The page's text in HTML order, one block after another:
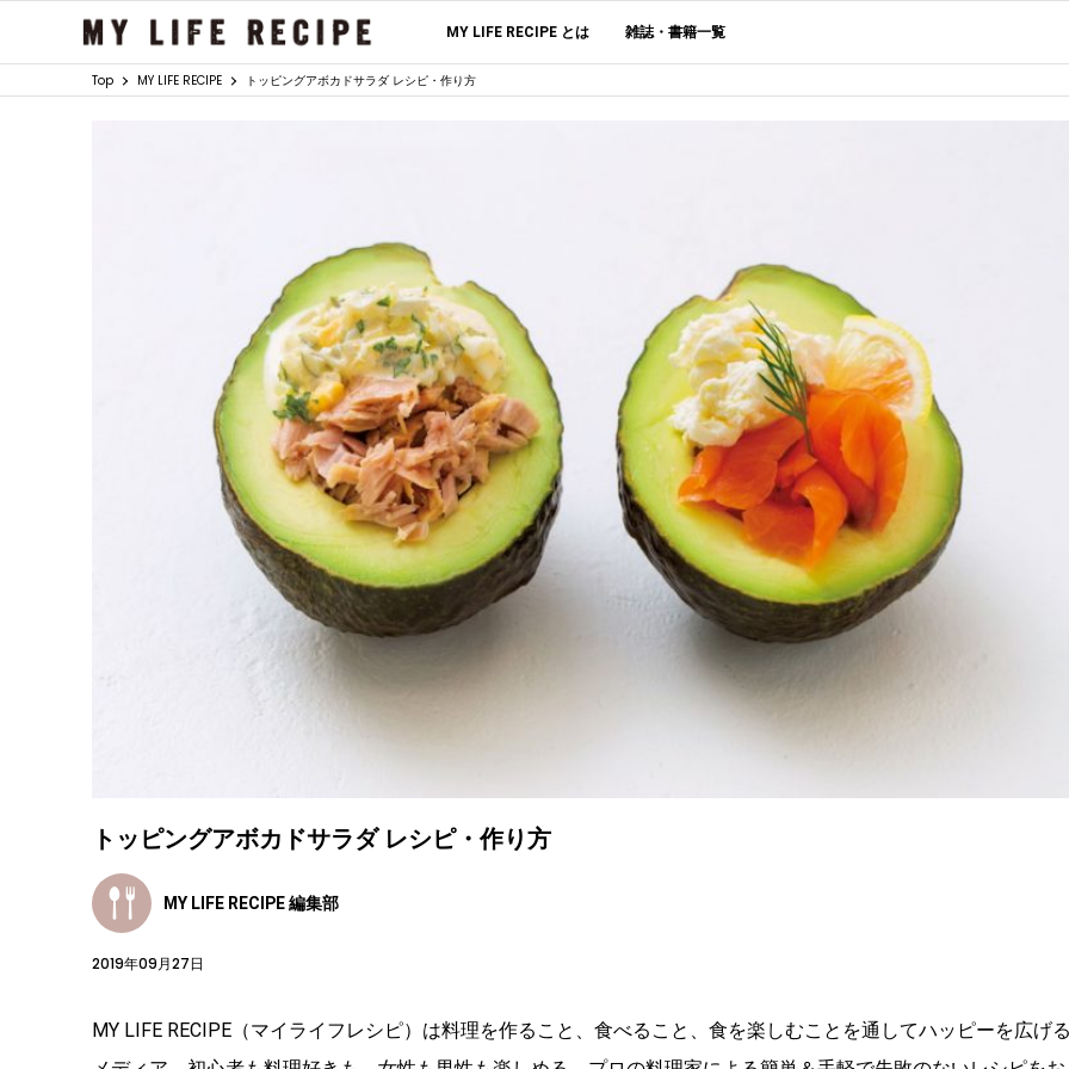
MY LIFE RECIPE とは 雑誌・書籍一覧
Top MY LIFE RECIPE トッピングアボカドサラダ レシピ・作り方
トッピングアボカドサラダ レシピ・作り方
MY LIFE RECIPE 編集部
2019年09月27日
MY LIFE RECIPE（マイライフレシピ）は料理を作ること、食べること、食を楽しむことを通してハッピーを広げ